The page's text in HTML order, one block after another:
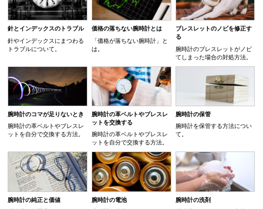
針とインデックスのトラブル
針やインデックスにまつわる
トラブルについて。
価格の落ちない腕時計とは
「価格が落ちない腕時計」と
は。
ブレスレットのノビを修正す
る
腕時計のブレスレットがノビ
てしまった場合の対処方法。
腕時計のコマが足りないとき
腕時計の革ベルトやブレスレ
ットを自分で交換する方法。
腕時計の革ベルトやブレスレ
ットを交換する
腕時計の革ベルトやブレスレ
ットを自分で交換する方法。
腕時計の保管
腕時計を保管する方法につい
て。
腕時計の純正と価値
腕時計の電池
腕時計の洗剤